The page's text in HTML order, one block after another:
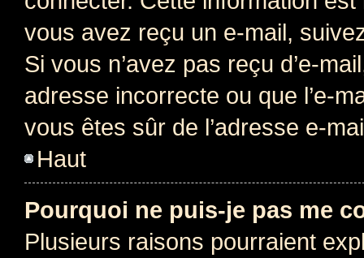
vous avez reçu un e-mail,
Si vous n’avez pas reçu d’e-
adresse incorrecte ou que l’e-
vous êtes sûr de l’adresse e-
Haut
Pourquoi ne puis-je pas me
Plusieurs raisons pourraient